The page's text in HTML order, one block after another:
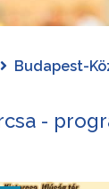
Budapest-
-